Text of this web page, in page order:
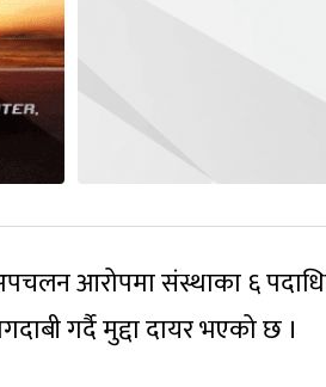
आरोपमा संस्थाका ६
गर्दै मुद्दा दायर भएको छ ।